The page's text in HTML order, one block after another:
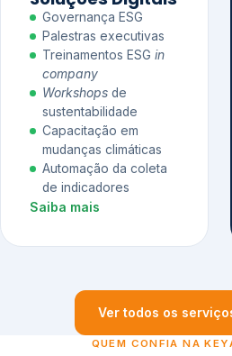
Governança ESG
Palestras executivas
Treinamentos ESG in
company
Workshops de
sustentabilidade
Capacitação em
mudanças climáticas
Automação da coleta
de indicadores
Saiba mais
Ver todos os
QUEM CONFIA NA